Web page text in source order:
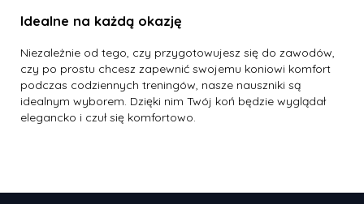
Idealne na każdą okazję
Niezależnie od tego, czy przygotowujesz się do zawodów,
czy po prostu chcesz zapewnić swojemu koniowi komfort
podczas codziennych treningów, nasze nauszniki są
idealnym wyborem. Dzięki nim Twój koń będzie wyglądał
elegancko i czuł się komfortowo.